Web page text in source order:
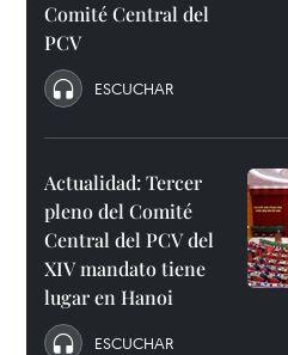
Comité Central del
PCV
ESCUCHAR
Actualidad: Tercer
pleno del Comité
Central del PCV del
XIV mandato tiene
lugar en Hanoi
ESCUCHAR